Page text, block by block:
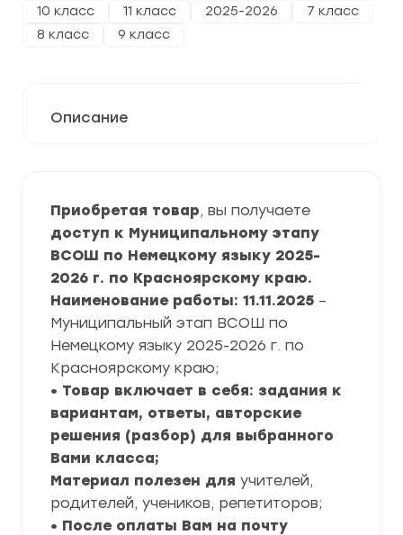
10 класс 11 класс 2025-2026
7 класс
8 класс
9 класс
Описание
Приобретая товар, вы получаете
доступ к Муниципальному этапу
ВСОШ по Немецкому языку 2025-
2026 г. по Красноярскому краю.
Наименование работы: 11.11.2025 –
Муниципальный этап ВСОШ по
Немецкому языку 2025-2026 г. по
Красноярскому краю;
• Товар включает в себя: задания к
вариантам, ответы, авторские
решения (разбор) для выбранного
Вами класса;
Материал полезен для учителей,
родителей, учеников, репетиторов;
• После оплаты Вам на почту